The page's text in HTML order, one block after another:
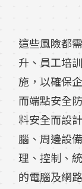
這些風險都
升、員工培
施，以確保
而端點安全
料安全而設
腦、周邊設
理、控制、
的電腦及網